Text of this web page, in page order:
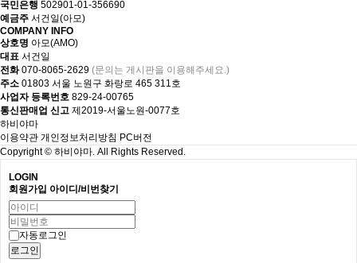
국민은행 502901-01-356690
예금주 서건일(아모)
COMPANY INFO
상호명 아모(AMO)
대표 서건일
전화070-8065-2629 (문의는 게시판을 이용해주세요.)
주소 01803 서울 노원구 화랑로 465 311호
사업자 등록번호 829-24-00765
통신판매업 신고 제2019-서울노원-0077호
하비야마
이용약관 개인정보처리방침 PC버전
Copyright© 하비야마. All Rights Reserved.
LOGIN
회원가입 아이디/비번찾기
자동로그인
로그인